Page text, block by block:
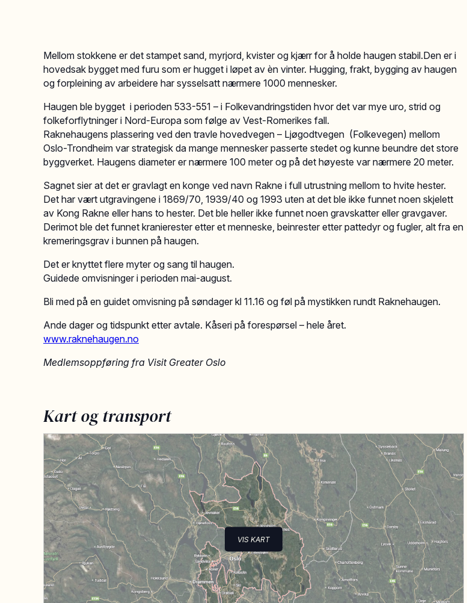
Mellom stokkene er det stampet sand, myrjord, kvister og kjærr for å holde haugen stabil.Den er i
hovedsak bygget med furu som er hugget i løpet av èn vinter. Hugging, frakt, bygging av haugen
og forpleining av arbeidere har sysselsatt nærmere 1000 mennesker.
Haugen ble bygget i perioden 533-551 – i Folkevandringstiden hvor det var mye uro, strid og
folkeforflytninger i Nord-Europa som følge av Vest-Romerikes fall.
Raknehaugens plassering ved den travle hovedvegen – Ljøgodtvegen (Folkevegen) mellom
Oslo-Trondheim var strategisk da mange mennesker passerte stedet og kunne beundre det store
byggverket. Haugens diameter er nærmere 100 meter og på det høyeste var nærmere 20 meter.
Sagnet sier at det er gravlagt en konge ved navn Rakne i full utrustning mellom to hvite hester.
Det har vært utgravingene i 1869/70, 1939/40 og 1993 uten at det ble ikke funnet noen skjelett
av Kong Rakne eller hans to hester. Det ble heller ikke funnet noen gravskatter eller gravgaver.
Derimot ble det funnet kranierester etter et menneske, beinrester etter pattedyr og fugler, alt fra en
kremeringsgrav i bunnen på haugen.
Det er knyttet flere myter og sang til haugen.
Guidede omvisninger i perioden mai-august.
Bli med på en guidet omvisning på søndager kl 11.16 og føl på mystikken rundt Raknehaugen.
Ande dager og tidspunkt etter avtale. Kåseri på forespørsel – hele året.
www.raknehaugen.no
Medlemsoppføring fra Visit Greater Oslo
Kart og transport
VIS KART